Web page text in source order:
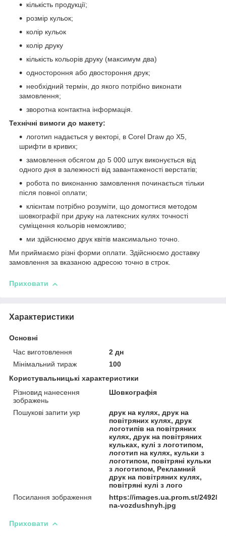
кількість продукції;
розмір кульок;
колір кульок
колір друку
кількість кольорів друку (максимум два)
одностороння або двостороння друк;
необхідний термін, до якого потрібно виконати
замовлення;
зворотна контактна інформація.
Технічні вимоги до макету:
логотип надається у векторі, в Corel Draw до X5,
шрифти в кривих;
замовлення обсягом до 5 000 штук виконується від
одного дня в залежності від завантаженості верстатів;
робота по виконанню замовлення починається тільки
після повної оплати;
клієнтам потрібно розуміти, що домогтися методом
шовкографії при друку на латексних кулях точності
суміщення кольорів неможливо;
ми здійснюємо друк квітів максимально точно.
Ми приймаємо різні форми оплати. Здійснюємо доставку
замовлення за вказаною адресою точно в строк.
Приховати
Характеристики
Основні
Час виготовлення
2 дн
Мінімальний тираж
100
Користувальницькі характеристики
Різновид нанесення
зображень
Шовкографія
Пошукові запити укр
друк на кулях, друк на
повітряних кулях, друк
логотипів на повітряних
кулях, друк на повітряних
кульках, кулі з логотипом,
логотип на кулях, кульки з
логотипом, повітряні кульки
з логотипом, Рекламний
друк на повітряних кулях,
повітряні кулі з лого
Посилання зображення
https://images.ua.prom.st/
na-vozdushnyh.jpg
Приховати